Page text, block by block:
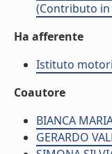
(Contributo
Ha afferente
Istituto
Coautore
BIANCA
GERARDO